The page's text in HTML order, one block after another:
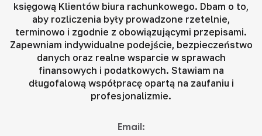
księgową Klientów biura rachunkowego. Dbam o to,
aby rozliczenia były prowadzone rzetelnie,
terminowo i zgodnie z obowiązującymi przepisami.
Zapewniam indywidualne podejście, bezpieczeństwo
danych oraz realne wsparcie w sprawach
finansowych i podatkowych. Stawiam na
długofalową współpracę opartą na zaufaniu i
profesjonalizmie.
Email: